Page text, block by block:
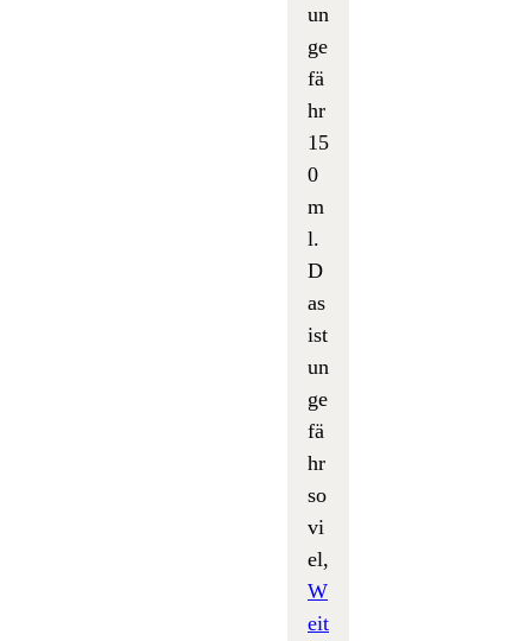
un
ge
fä
hr
15
0
m
l.
D
as
ist
un
ge
fä
hr
so
vi
el,
W
eit